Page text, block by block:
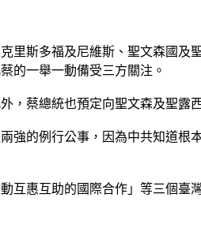
里斯多福及尼維斯、聖文森國及
的一舉一動備受三方關注。
，蔡總統也預定向聖文森及聖露
強的例行公事，因為中共知道根
互惠互助的國際合作」等三個臺